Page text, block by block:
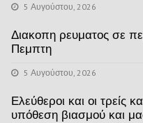
5 Αυγούστου, 2026
Διακοπη ρευματος σε
Πεμπτη
5 Αυγούστου, 2026
Ελεύθεροι και οι τρείς
υπόθεση βιασμού και